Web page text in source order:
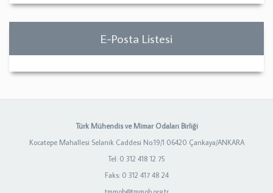
E-Posta Listesi
Türk Mühendis ve Mimar Odaları Birliği
Kocatepe Mahallesi Selanik Caddesi No:19/1 06420 Çankaya/ANKARA
Tel: 0 312 418 12 75
Faks: 0 312 417 48 24